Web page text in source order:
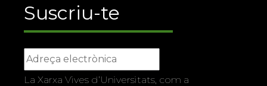
Suscriu-te
La Xarxa Vives d’Universitats, com a